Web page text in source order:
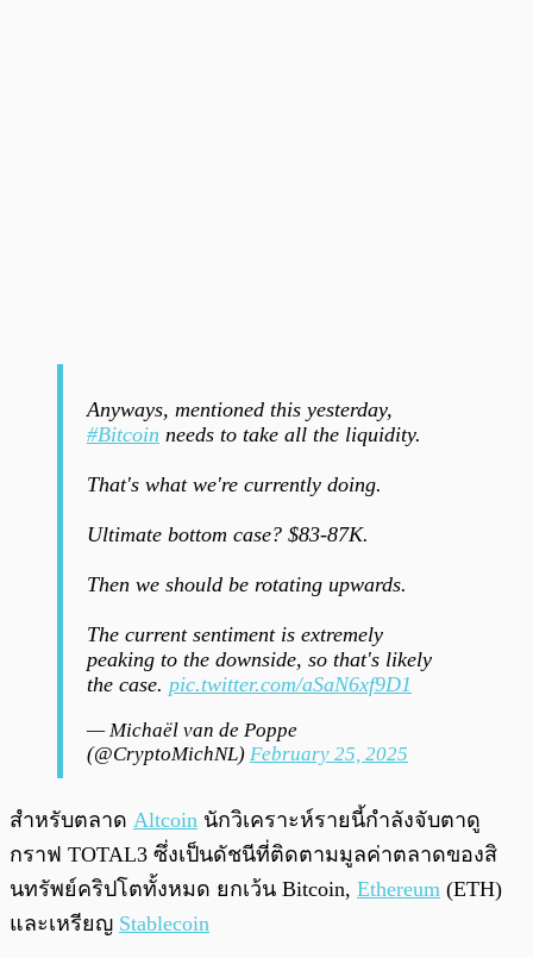
Anyways, mentioned this yesterday,
#Bitcoin needs to take all the liquidity.
That's what we're currently doing.
Ultimate bottom case? $83-87K.
Then we should be rotating upwards.
The current sentiment is extremely
peaking to the downside, so that's likely
the case. pic.twitter.com/aSaN6xf9D1
— Michaël van de Poppe
(@CryptoMichNL) February 25, 2025
สำหรับตลาด Altcoin นักวิเคราะห์รายนี้กำลังจับตาดู
กราฟ TOTAL3 ซึ่งเป็นดัชนีที่ติดตามมูลค่าตลาดของสิ
นทรัพย์คริปโตทั้งหมด ยกเว้น Bitcoin, Ethereum (ETH)
และเหรียญ Stablecoin